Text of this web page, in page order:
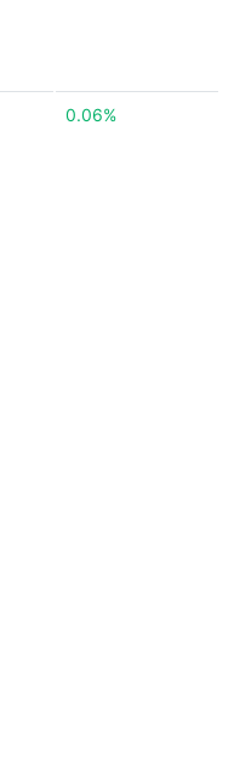
0.06%